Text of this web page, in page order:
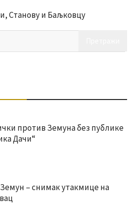
Станову и Баљковцу
против Земуна без публике
Дачи“
– снимак утакмице на